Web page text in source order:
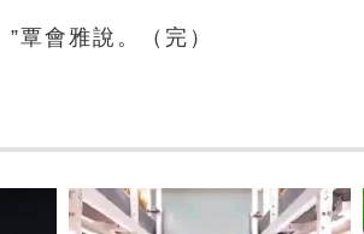
覃會雅說。（完）